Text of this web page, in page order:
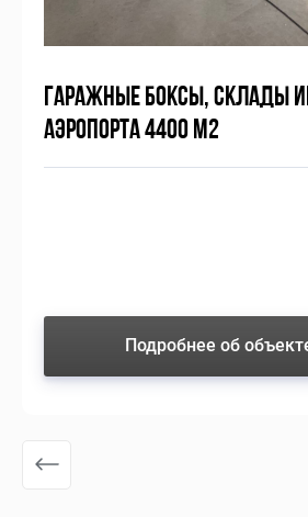
ГАРАЖНЫЕ БОКСЫ, СКЛАДЫ
АЭРОПОРТА 4400 М2
Подробнее об